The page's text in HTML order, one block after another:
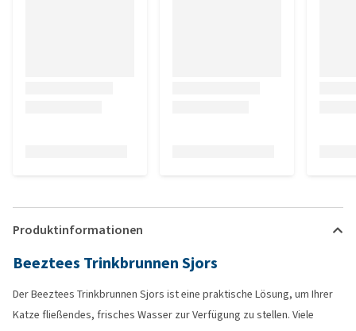
Produktinformationen
Beeztees Trinkbrunnen Sjors
Der Beeztees Trinkbrunnen Sjors ist eine praktische Lösung, um Ihrer
Katze fließendes, frisches Wasser zur Verfügung zu stellen. Viele